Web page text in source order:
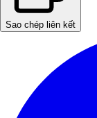
Sao chép liên kết